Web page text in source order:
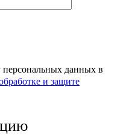
персональных данных в
и защите